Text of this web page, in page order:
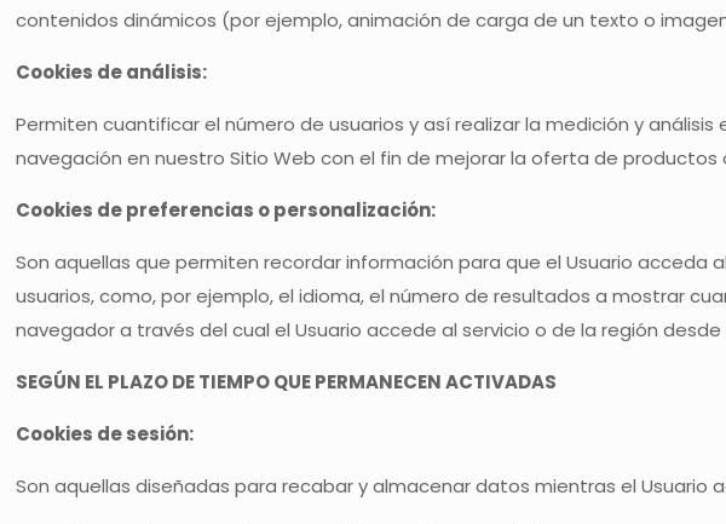
contenidos dinámicos (por ejemplo, animación de carga de un texto o
Cookies de análisis:
Permiten cuantificar el número de usuarios y así realizar la medición y
navegación en nuestro Sitio Web con el fin de mejorar la oferta de productos
Cookies de preferencias o personalización:
Son aquellas que permiten recordar información para que el Usuario
usuarios, como, por ejemplo, el idioma, el número de resultados a mostrar
navegador a través del cual el Usuario accede al servicio o de la región
SEGÚN EL PLAZO DE TIEMPO QUE PERMANECEN ACTIVADAS
Cookies de sesión:
Son aquellas diseñadas para recabar y almacenar datos mientras el Usuario